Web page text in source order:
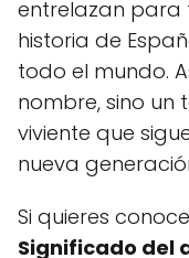
entrelazan
historia de
todo el mundo.
nombre, sino un
viviente que
nueva
Si quieres
Significado del